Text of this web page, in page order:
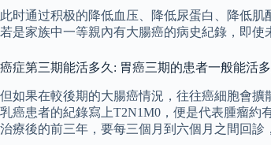
此时通过积极的降低血压、降低尿蛋白、降低
若是家族中一等親內有大腸癌的病史紀錄，即使
癌症第三期能活多久: 胃癌三期的患者一般能活多
但如果在較後期的大腸癌情況，往往癌細胞會
乳癌患者的紀錄寫上T2N1M0，便是代表腫瘤約
治療後的前三年，要每三個月到六個月之間回診